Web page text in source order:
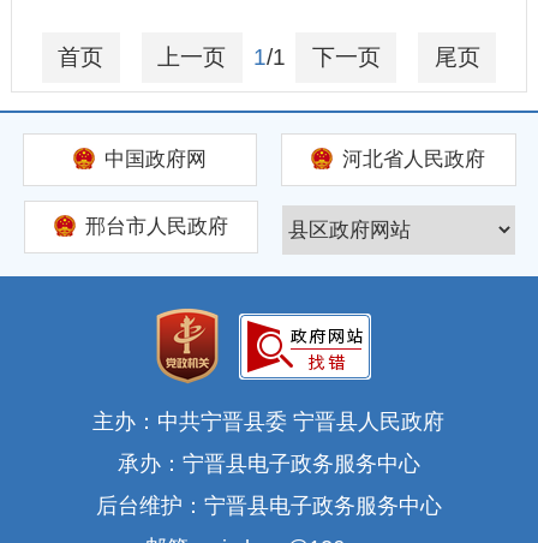
行政执法公示
涉企行政检查公示
专栏
预算/决算
惠民惠农财政补贴
行政事业性收费、
减税降费
政府采购
扶贫资金政策专栏
重大建设项目
首页 上一页 1/1 下一页 尾页
中国政府网 河北省人民政府
邢台市人民政府
主办：中共宁晋县委 宁晋县人民政府
承办：宁晋县电子政务服务中心
后台维护：宁晋县电子政务服务中心